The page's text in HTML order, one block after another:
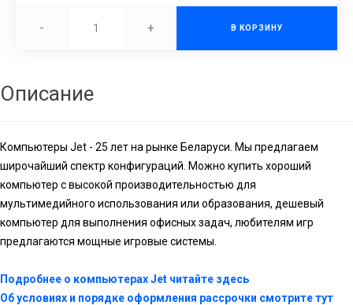
- + В КОРЗИНУ
Описание
Компьютеры Jet - 25 лет на рынке Беларуси. Мы предлагаем
широчайший спектр конфигураций. Можно купить хороший
компьютер с высокой производительностью для
мультимедийного использования или образования, дешевый
компьютер для выполнения офисных задач, любителям игр
предлагаются мощные игровые системы.
Подробнее о компьютерах Jet читайте здесь
Об условиях и порядке оформления рассрочки смотрите тут